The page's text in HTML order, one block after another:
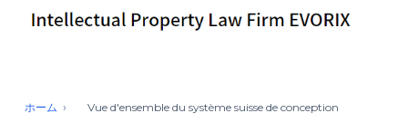
ホーム Vue d'ensemble du système suisse de conception